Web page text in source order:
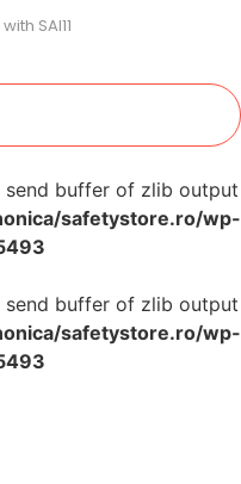
SAI11
send buffer of zlib output
safetystore.ro/wp-
send buffer of zlib output
safetystore.ro/wp-